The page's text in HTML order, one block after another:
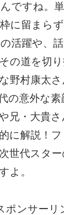
ですね。
に留まら
活躍や、
の道を切り
野村康太
の意外な素
兄・大貴
に解説！
世代スタ
よ。
ポンサーリ